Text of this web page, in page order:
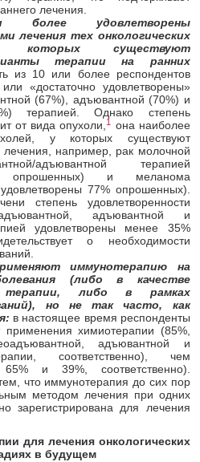
лечения.
более удовлетворены
лечения тех онкологических
которых существуют
терапии на ранних
из 10 или более респондентов
«достаточно удовлетворены»
(67%), адъювантной (70%) и
терапией. Однако степень
от вида опухоли,1
она наиболее
у которых существуют
лечения, например, рак молочной
адъювантной терапией
опрошенных) и меланома
77% опрошенных).
степень удовлетворенности
адъювантной и
удовлетворены менее 35%
о необходимости
иммунотерапию на
(либо в качестве
терапии, либо в рамках
но не так часто, как
в настоящее время респонденты
химиотерапии (85%,
адъювантной и
соответственно), чем
и 39%, соответственно).
что иммунотерапия до сих пор
методом лечения при одних
зарегистрирована для лечения
для лечения онкологических
в будущем